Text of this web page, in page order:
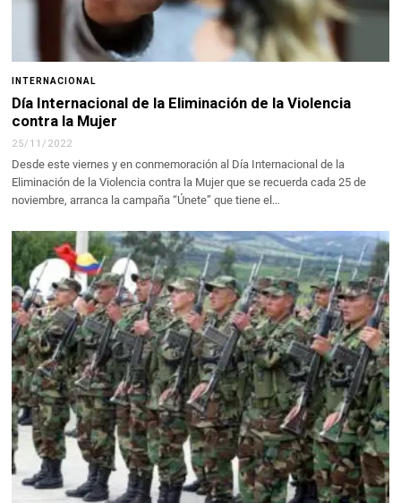
INTERNACIONAL
Día Internacional de la Eliminación de la Violencia
contra la Mujer
25/11/2022
Desde este viernes y en conmemoración al Día Internacional de la
Eliminación de la Violencia contra la Mujer que se recuerda cada 25 de
noviembre, arranca la campaña “Únete” que tiene el…